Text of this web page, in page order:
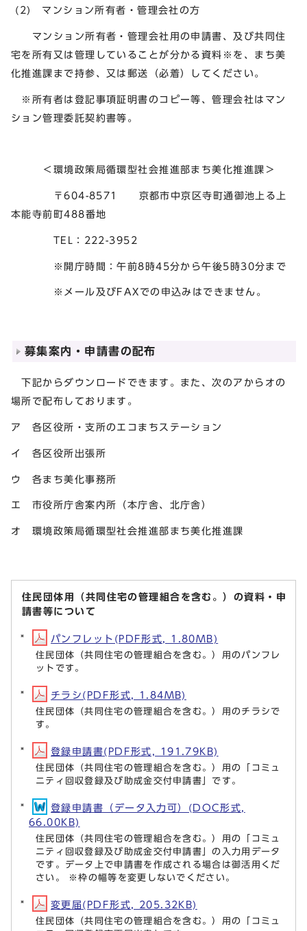
(2) マンション所有者・管理会社の方
マンション所有者・管理会社用の申請書、及び共同住
宅を所有又は管理していることが分かる資料※を、まち美
化推進課まで持参、又は郵送（必着）してください。
※所有者は登記事項証明書のコピー等、管理会社はマン
ション管理委託契約書等。
＜環境政策局循環型社会推進部まち美化推進課＞
〒604-8571 京都市中京区寺町通御池上る上
本能寺前町488番地
TEL：222-3952
※開庁時間：午前8時45分から午後5時30分まで
※メール及びFAXでの申込みはできません。
募集案内・申請書の配布
下記からダウンロードできます。また、次のアからオの
場所で配布しております。
ア 各区役所・支所のエコまちステーション
イ 各区役所出張所
ウ 各まち美化事務所
エ 市役所庁舎案内所（本庁舎、北庁舎）
オ 環境政策局循環型社会推進部まち美化推進課
住民団体用（共同住宅の管理組合を含む。）の資料・申
請書等について
パンフレット(PDF形式, 1.80MB)
住民団体（共同住宅の管理組合を含む。）用のパンフレ
ットです。
チラシ(PDF形式, 1.84MB)
住民団体（共同住宅の管理組合を含む。）用のチラシで
す。
登録申請書(PDF形式, 191.79KB)
住民団体（共同住宅の管理組合を含む。）用の「コミュ
ニティ回収登録及び助成金交付申請書」です。
登録申請書（データ入力可）(DOC形式,
66.00KB)
住民団体（共同住宅の管理組合を含む。）用の「コミュ
ニティ回収登録及び助成金交付申請書」の入力用データ
です。データ上で申請書を作成される場合は御活用くだ
さい。 ※枠の幅等を変更しないでください。
変更届(PDF形式, 205.32KB)
住民団体（共同住宅の管理組合を含む。）用の「コミュ